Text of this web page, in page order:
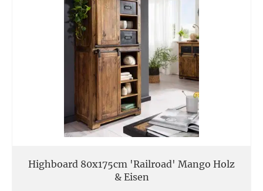
Highboard 80x175cm 'Railroad' Mango Holz
& Eisen